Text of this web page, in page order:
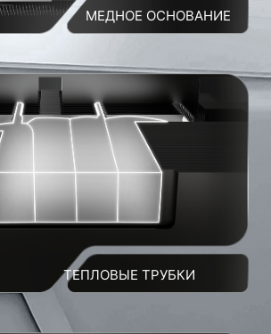
МЕДНОЕ ОСНОВАНИЕ
ТЕПЛОВЫЕ ТРУБКИ